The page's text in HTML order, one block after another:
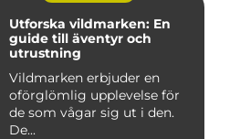
Utforska vildmarken: En
guide till äventyr och
utrustning
Vildmarken erbjuder en
oförglömlig upplevelse för
de som vågar sig ut i den.
De...